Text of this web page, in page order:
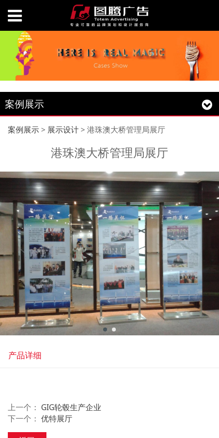
案例展示
港珠澳大桥管理局展厅
案例展示> 展示设计> 港珠澳大桥管理局展厅
港珠澳大桥管理局展厅
产品详细
上一个： GIG轮毂生产企业
下一个： 优特展厅